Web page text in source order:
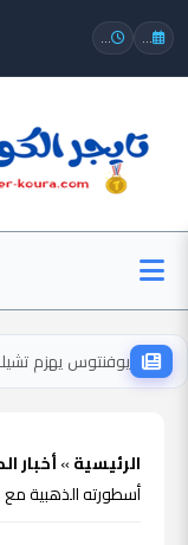
...
...
الرئيسية»أخبار
أسطورته الذهبية مع